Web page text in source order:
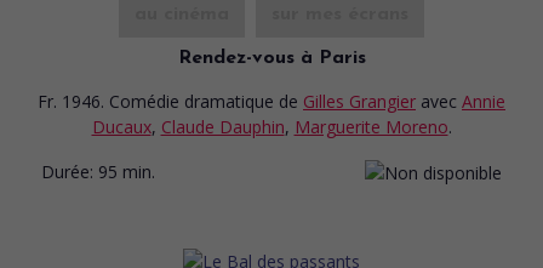
Rendez-vous à Paris
Fr. 1946. Comédie dramatique de Gilles Grangier avec Annie
Ducaux, Claude Dauphin, Marguerite Moreno.
Durée: 95 min.